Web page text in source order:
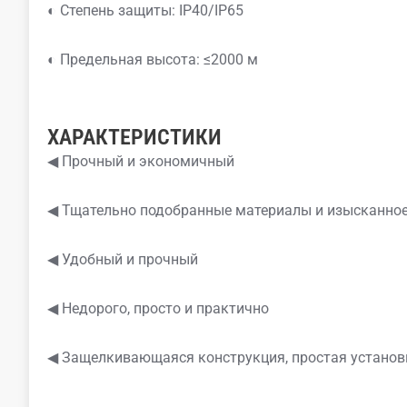
◐ Степень защиты: IP40/IP65
◐ Предельная высота: ≤2000 м
ХАРАКТЕРИСТИКИ
◀ Прочный и экономичный
◀ Тщательно подобранные материалы и
◀ Удобный и прочный
◀ Недорого, просто и практично
◀ Защелкивающаяся конструкция, простая